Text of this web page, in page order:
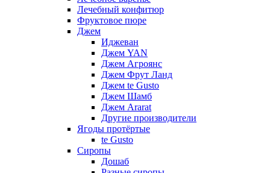
Лечебный конфитюр
Фруктовое пюре
Джем
Иджеван
Джем YAN
Джем Агроянс
Джем Фрут Ланд
Джем te Gusto
Джем Шамб
Джем Ararat
Другие производители
Ягоды протёртые
te Gusto
Сиропы
Дошаб